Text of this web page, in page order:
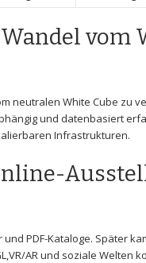
vom
neutralen White Cube zu
und datenbasiert
Infrastrukturen.
PDF-Kataloge. Später
AR und soziale Welten